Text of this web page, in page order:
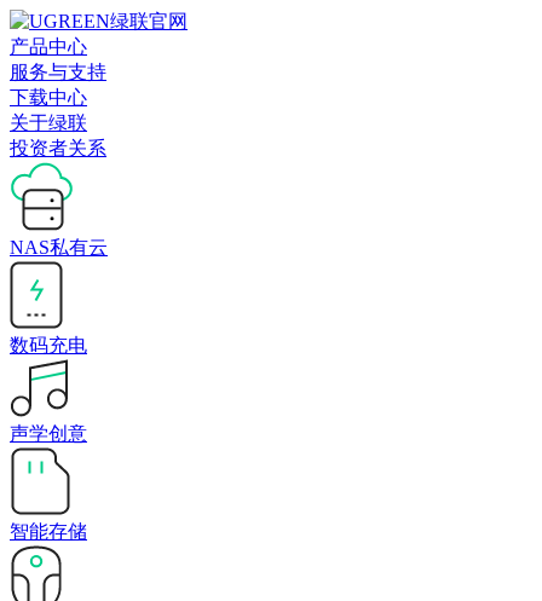
产品中心
服务与支持
下载中心
关于绿联
投资者关系
NAS私有云
数码充电
声学创意
智能存储